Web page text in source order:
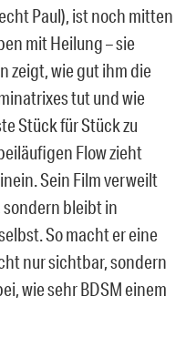
Paul), ist noch mitten
mit Heilung – sie
zeigt, wie gut ihm die
tut und wie
Stück für Stück zu
Flow zieht
Sein Film verweilt
sondern bleibt in
So macht er eine
nur sichtbar, sondern
wie sehr BDSM einem